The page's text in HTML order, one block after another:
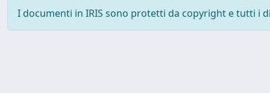
I documenti in IRIS sono protetti da copyright e tutti i